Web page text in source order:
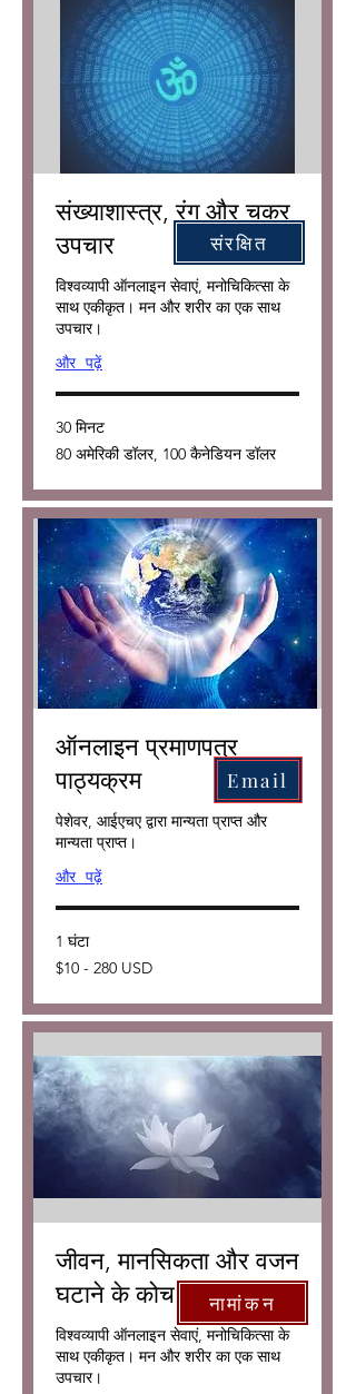
संख्याशास्त्र, रंग और चक्र
उपचार
विश्वव्यापी ऑनलाइन सेवाएं, मनोचिकित्सा के
साथ एकीकृत। मन और शरीर का एक साथ
उपचार।
और पढ़ें
30 मिनट
80
अमेरिकी
डॉलर
80 अमेरिकी डॉलर, 100 कैनेडियन डॉलर
ऑनलाइन प्रमाणपत्र
पाठ्यक्रम
पेशेवर, आईएचए द्वारा मान्यता प्राप्त और
मान्यता प्राप्त।
और पढ़ें
1 घंटा
$10
-$10 - 280 USD
जीवन, मानसिकता और वजन
घटाने के कोच
विश्वव्यापी ऑनलाइन सेवाएं, मनोचिकित्सा के
साथ एकीकृत। मन और शरीर का एक साथ
उपचार।
नामांकन
संरक्षित
Email